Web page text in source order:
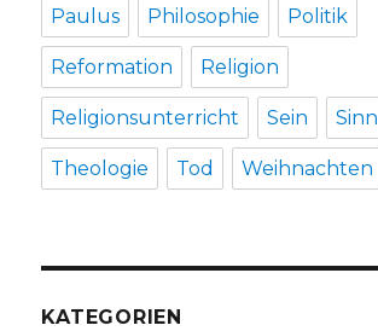
Paulus Philosophie Politik
Reformation Religion
Religionsunterricht Sein Sinn
Theologie Tod Weihnachten
KATEGORIEN